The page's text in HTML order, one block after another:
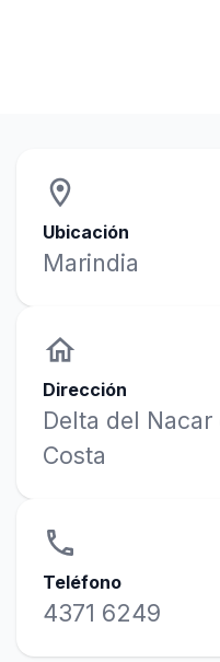
location_on
Ubicación
Marindia
home
Dirección
Delta del
Costa
phone
Teléfono
4371 6249